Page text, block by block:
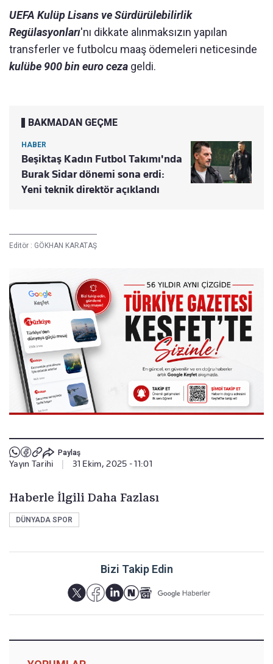
UEFA Kulüp Lisans ve Sürdürülebilirlik
Regülasyonları'nı dikkate alınmaksızın yapılan
transferler ve futbolcu maaş ödemeleri neticesinde
kulübe 900 bin euro ceza geldi.
BAKMADAN GEÇME
HABER
Beşiktaş Kadın Futbol Takımı'nda
Burak Sidar dönemi sona erdi:
Yeni teknik direktör açıklandı
Editör : GÖKHAN KARATAŞ
Paylaş
Yayın Tarihi 31 Ekim, 2025 - 11:01
Haberle İlgili Daha Fazlası
DÜNYADA SPOR
Bizi Takip Edin